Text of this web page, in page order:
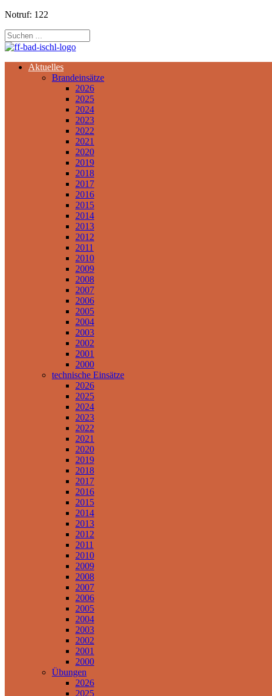
Notruf: 122
Aktuelles
Brandeinsätze
2026
2025
2024
2023
2022
2021
2020
2019
2018
2017
2016
2015
2014
2013
2012
2011
2010
2009
2008
2007
2006
2005
2004
2003
2002
2001
2000
technische Einsätze
2026
2025
2024
2023
2022
2021
2020
2019
2018
2017
2016
2015
2014
2013
2012
2011
2010
2009
2008
2007
2006
2005
2004
2003
2002
2001
2000
Übungen
2026
2025